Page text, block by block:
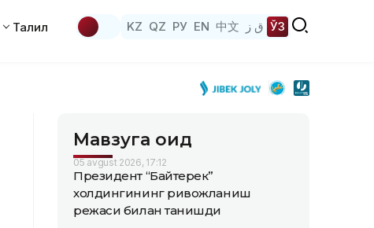
Таҳлил KZ QZ РУ EN 中文 ق ز ЎЗ
Мавзуга оид
05 avgust 2026, 17:12
Президент “Байтерек”
холдингининг ривожланиш
режаси билан танишди